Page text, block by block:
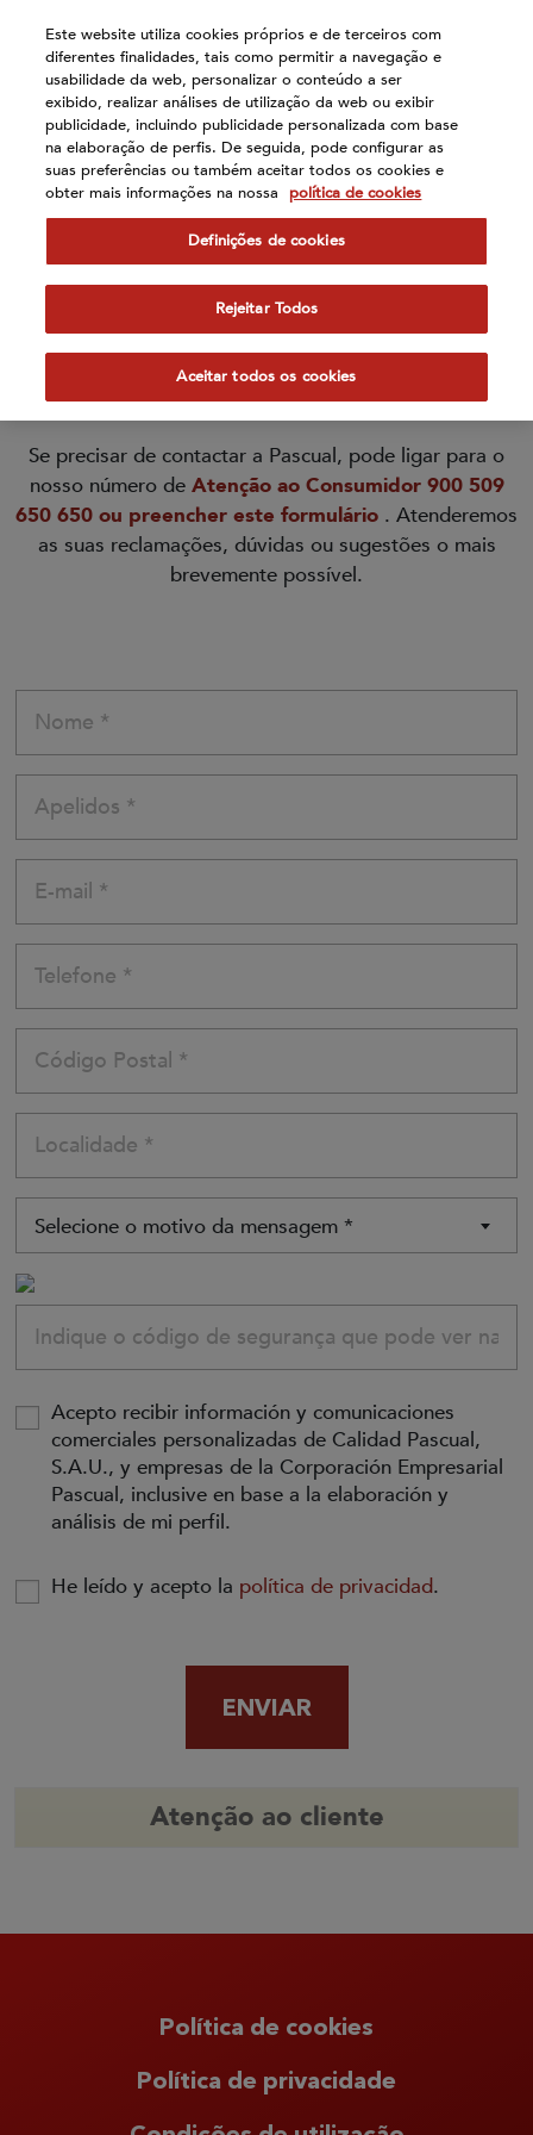
cuenta
sistema
Contact
Contacto
Atenção ao consumidor
Se precisar de contactar a Pascual, pode ligar para o
nosso número de Atenção ao Consumidor 900 509
650 650 ou preencher este formulário . Atenderemos
as suas reclamações, dúvidas ou sugestões o mais
brevemente possível.
Selecione o motivo da mensagem *
Acepto recibir información y comunicaciones
comerciales personalizadas de Calidad Pascual,
S.A.U., y empresas de la Corporación Empresarial
Pascual, inclusive en base a la elaboración y
análisis de mi perfil.
He leído y acepto la política de privacidad.
ENVIAR
Atenção ao cliente
Política de cookies
Política de privacidade
Este website utiliza cookies próprios e de terceiros com
diferentes finalidades, tais como permitir a navegação e
usabilidade da web, personalizar o conteúdo a ser
exibido, realizar análises de utilização da web ou exibir
publicidade, incluindo publicidade personalizada com base
na elaboração de perfis. De seguida, pode configurar as
suas preferências ou também aceitar todos os cookies e
obter mais informações na nossa política de cookies
Definições de cookies
Rejeitar Todos
Aceitar todos os cookies